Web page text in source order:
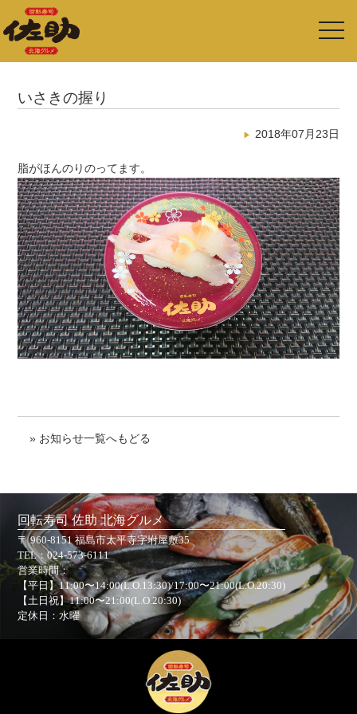
いさきの握り
2018年07月23日
脂がほんのりのってます。
» お知らせ一覧へもどる
回転寿司 佐助 北海グルメ
〒 960-8151 福島市太平寺字坿屋敷35
TEL：024-573-6111
営業時間：
【平日】11:00〜14:00(L.O.13:30)/17:00〜21:00(L.O.20:30)
【土日祝】11:00〜21:00(L.O.20:30)
定休日：水曜